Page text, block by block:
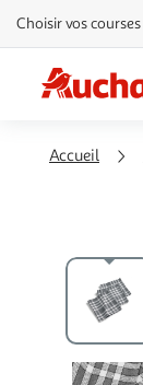
Aller
directement
au
Aller
directement
à
Aller
directement
Choisir vos courses
Accueil